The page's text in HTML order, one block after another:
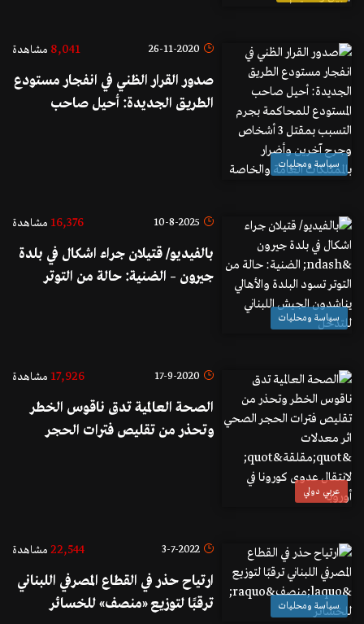
سياسة ومحليات
26-11-2020
8,041 مشاهدة
صدور القرار الظني في انفجار مستودع
الطريق الجديدة: أحيل صاحب
سياسة ومحليات
10-8-2025
16,376 مشاهدة
بالفيديو/ قتيلان جراء اشكال في بلدة
جيرون – الضنية: حالة من التوتر
عربي دولي
17-9-2020
17,926 مشاهدة
الصحة العالمية تدق ناقوس الخطر
وتحذر من تقليص فترات الحجر
سياسة ومحليات
3-7-2022
22,544 مشاهدة
ارتياح حذر في القطاع المصرفي اللبناني
ترقبًا لتوزيع «منصف» للخسائر